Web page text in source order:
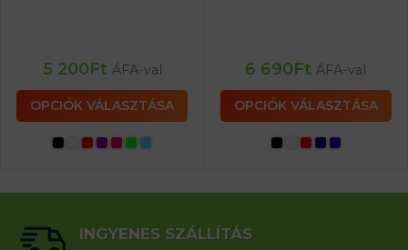
5 200Ft ÁFA-val
OPCIÓK VÁLASZTÁSA
6 690Ft ÁFA-val
OPCIÓK VÁLASZTÁSA
INGYENES SZÁLLÍTÁS